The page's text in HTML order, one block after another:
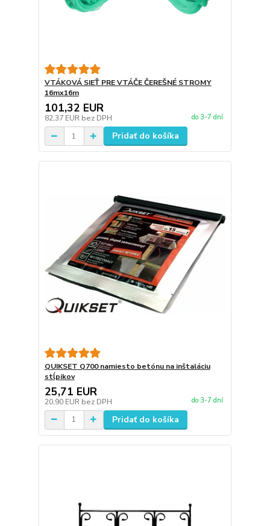
VTÁKOVÁ SIEŤ PRE VTÁČE ČEREŠNÉ STROMY
16mx16m
101,32 EUR
82,37 EUR bez DPH do 3-7 dní
Pridať do košíka
QUIKSET Q700 namiesto betónu na inštaláciu
stĺpikov
25,71 EUR
20,90 EUR bez DPH do 3-7 dní
Pridať do košíka